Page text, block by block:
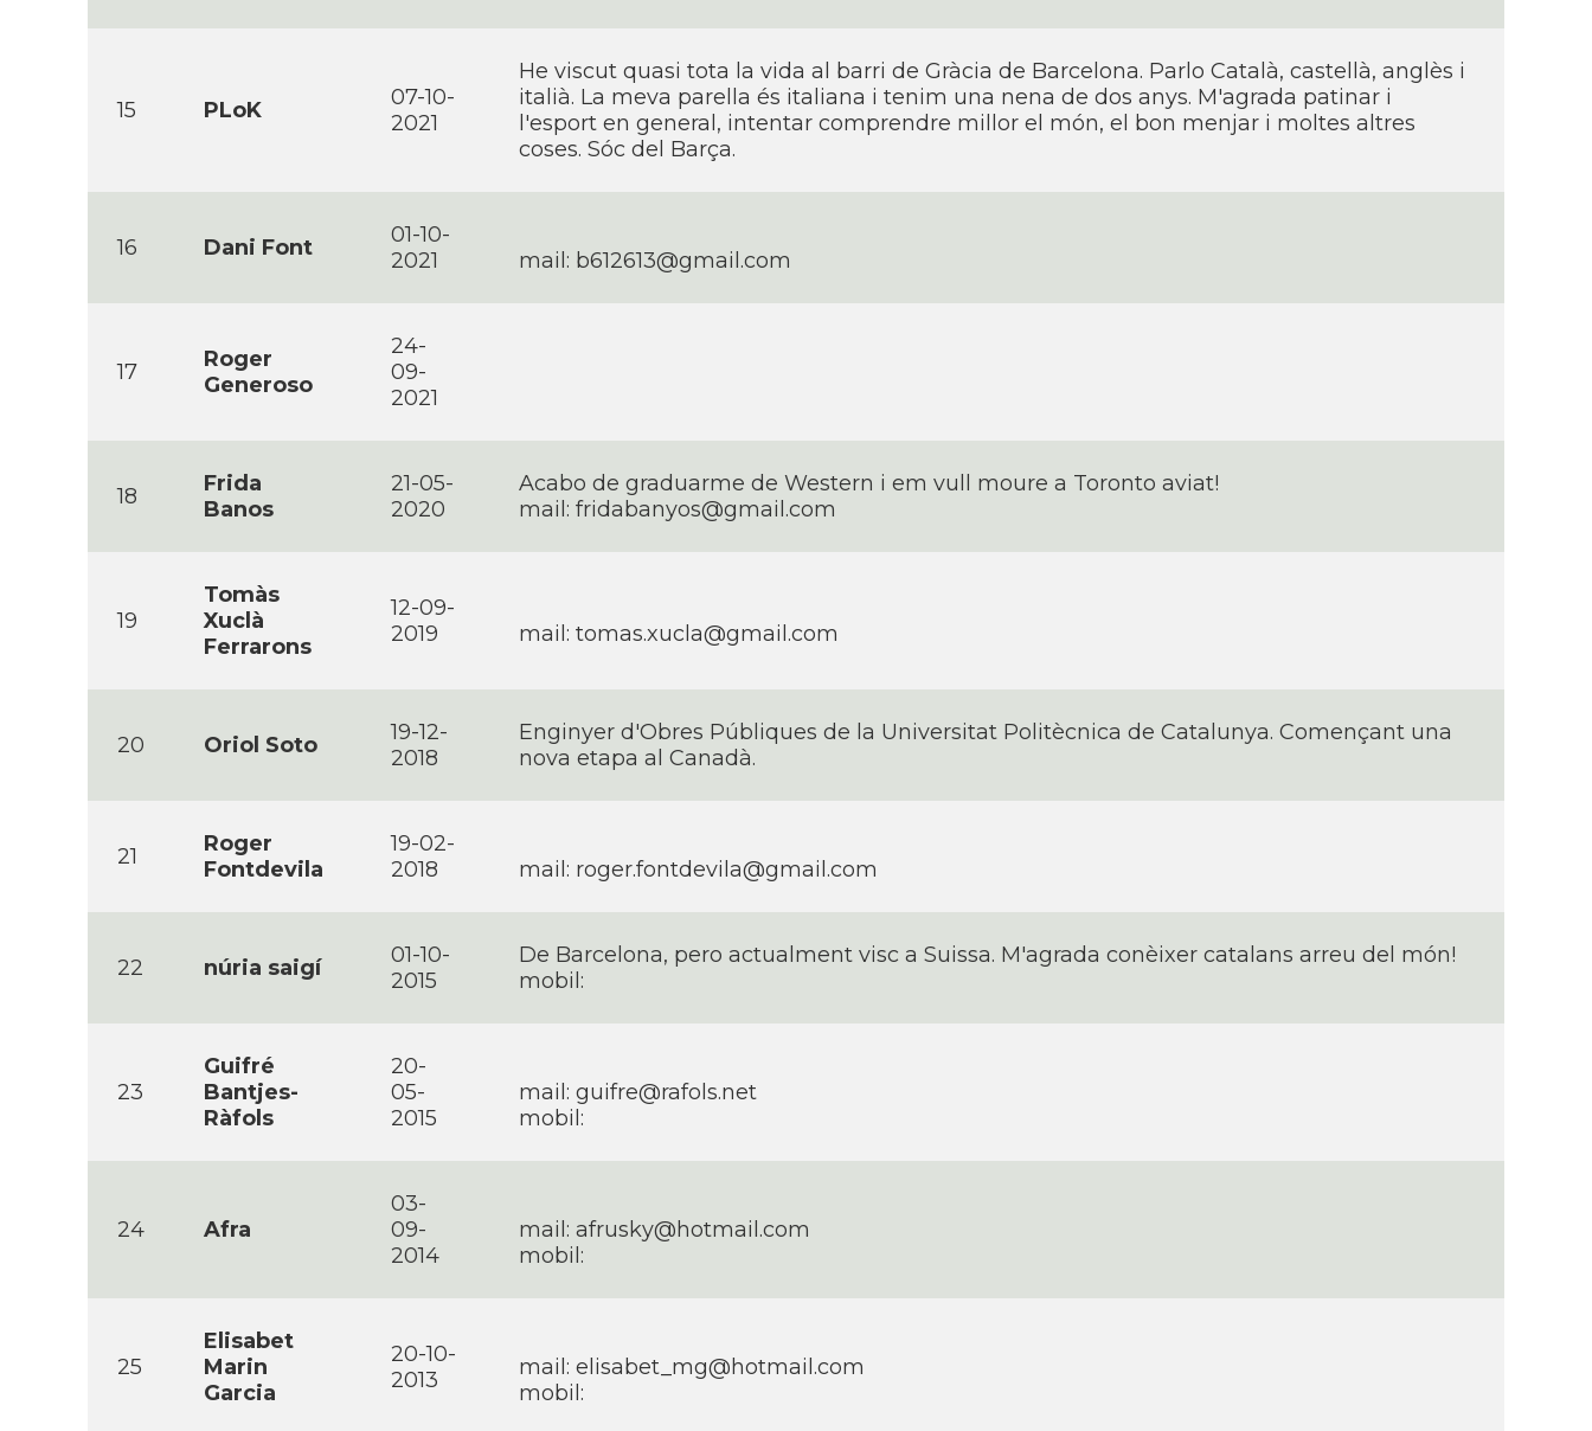
15 PLoK
07-10-
2021
He viscut quasi tota la vida al barri de Gràcia de Barcelona. Parlo Català, castellà, anglès i
italià. La meva parella és italiana i tenim una nena de dos anys. M'agrada patinar i
l'esport en general, intentar comprendre millor el món, el bon menjar i moltes altres
coses. Sóc del Barça.
16 Dani Font
01-10-
2021
mail: b612613@gmail.com
17
Roger
Generoso
24-
09-
2021
18
Frida
Banos
21-05-
2020
Acabo de graduarme de Western i em vull moure a Toronto aviat!
mail: fridabanyos@gmail.com
19
Tomàs
Xuclà
Ferrarons
12-09-
2019
mail: tomas.xucla@gmail.com
20 Oriol Soto
19-12-
2018
Enginyer d'Obres Públiques de la Universitat Politècnica de Catalunya. Començant una
nova etapa al Canadà.
21
Roger
Fontdevila
19-02-
2018
mail: roger.fontdevila@gmail.com
22 núria saigí­
01-10-
2015
De Barcelona, pero actualment visc a Suissa. M'agrada conèixer catalans arreu del món!
mobil:
23
Guifré
Bantjes-
Ràfols
20-
05-
2015
mail: guifre@rafols.net
mobil:
24 Afra
03-
09-
2014
mail: afrusky@hotmail.com
mobil:
25
Elisabet
Marin
Garcia
20-10-
2013
mail: elisabet_mg@hotmail.com
mobil: